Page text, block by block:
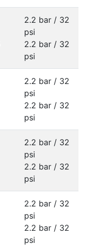
2.2 bar / 32
psi
2.2 bar / 32
psi
2.2 bar / 32
psi
2.2 bar / 32
psi
2.2 bar / 32
psi
2.2 bar / 32
psi
2.2 bar / 32
psi
2.2 bar / 32
psi